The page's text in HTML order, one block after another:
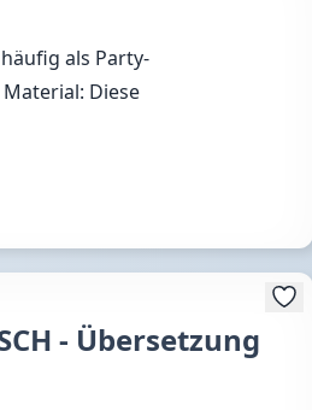
als Party-
Diese
- Übersetzung